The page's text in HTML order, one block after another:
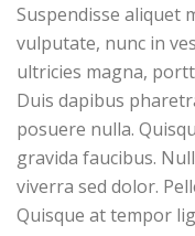
Suspendisse aliquet
vulputate, nunc in
ultricies magna,
Duis dapibus
posuere nulla.
gravida faucibus.
viverra sed dolor.
Quisque at tempor